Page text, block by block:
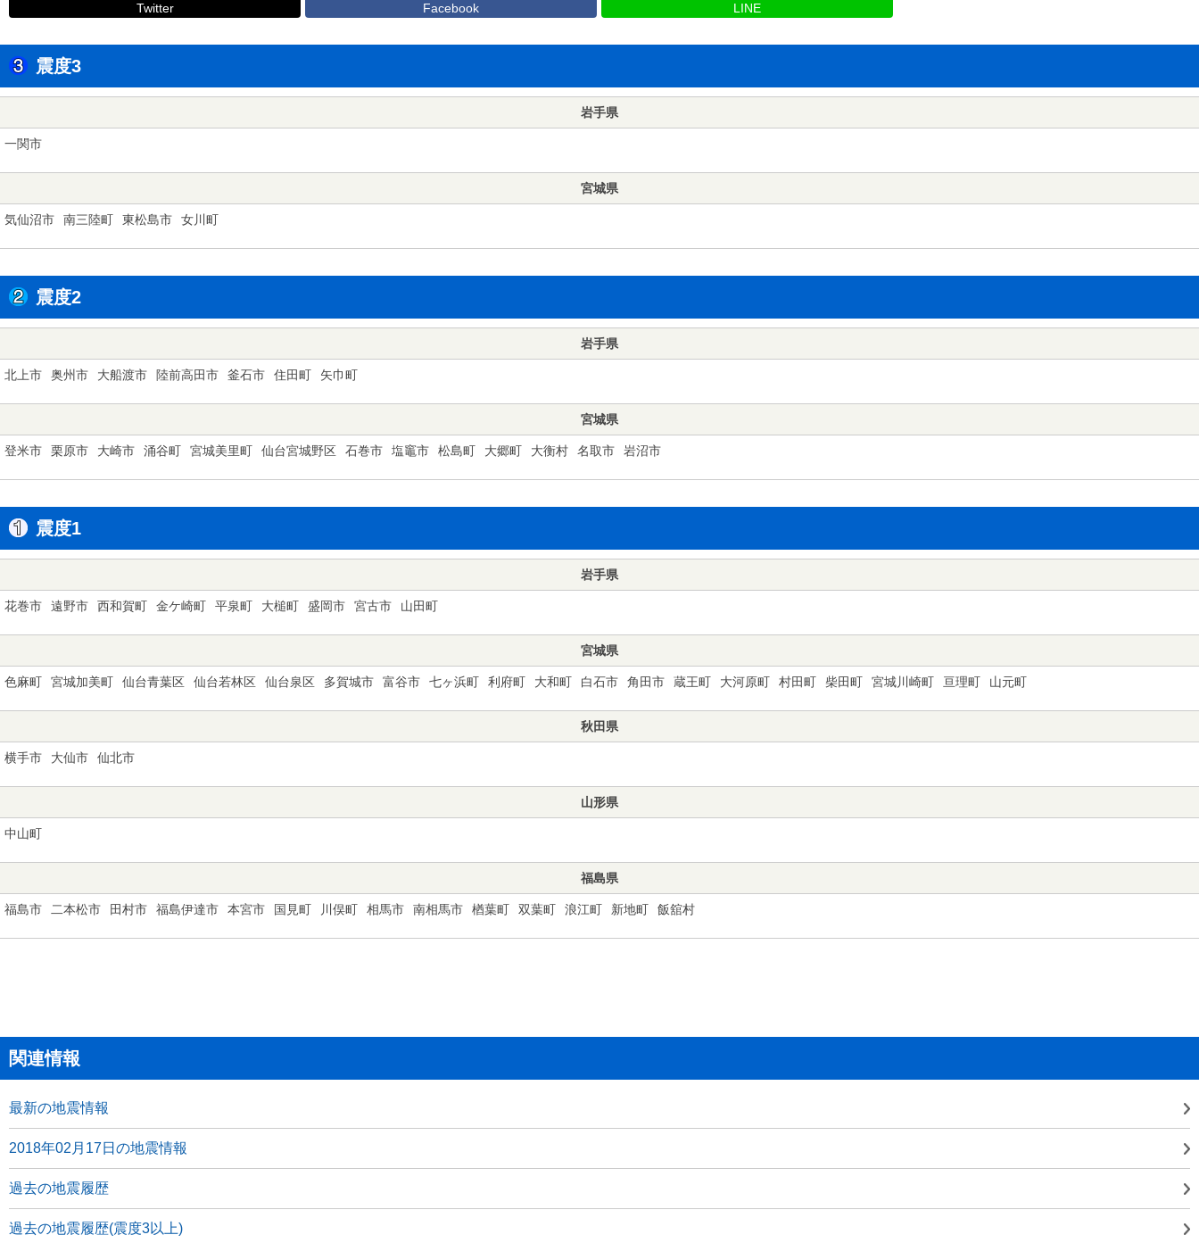
Twitter Facebook LINE
震度3
岩手県
一関市
宮城県
気仙沼市 南三陸町 東松島市 女川町
震度2
岩手県
北上市 奥州市 大船渡市 陸前高田市 釜石市 住田町 矢巾町
宮城県
登米市 栗原市 大崎市 涌谷町 宮城美里町 仙台宮城野区 石巻市 塩竈市 松島町 大郷町 大衡村 名取市 岩沼市
震度1
岩手県
花巻市 遠野市 西和賀町 金ケ崎町 平泉町 大槌町 盛岡市 宮古市 山田町
宮城県
色麻町 宮城加美町 仙台青葉区 仙台若林区 仙台泉区 多賀城市 富谷市 七ヶ浜町 利府町 大和町 白石市 角田市 蔵王町 大河原町 村田町 柴田町 宮城川崎町 亘理町 山元町
秋田県
横手市 大仙市 仙北市
山形県
中山町
福島県
福島市 二本松市 田村市 福島伊達市 本宮市 国見町 川俣町 相馬市 南相馬市 楢葉町 双葉町 浪江町 新地町 飯舘村
関連情報
最新の地震情報
2018年02月17日の地震情報
過去の地震履歴
過去の地震履歴(震度3以上)